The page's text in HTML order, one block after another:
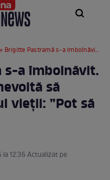
» Brigitte Pastramă s-a îmbolnăvit. Ce restricții este nevoită să respecte tot restul vieții: ”Pot să mor”
a îmbolnăvit.
să
vieții: ”Pot să
la 12:36 Actualizat pe